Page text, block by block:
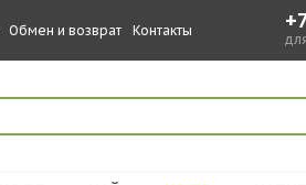
Обмен и возврат Контакты